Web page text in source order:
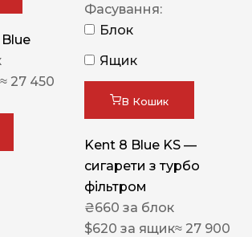
≈ 27 450
Фасування:
Блок
Ящик
В Кошик
Kent 8 Blue KS —
сигарети з турбо
фільтром
₴660 за блок
$620 за ящик≈ 27 900